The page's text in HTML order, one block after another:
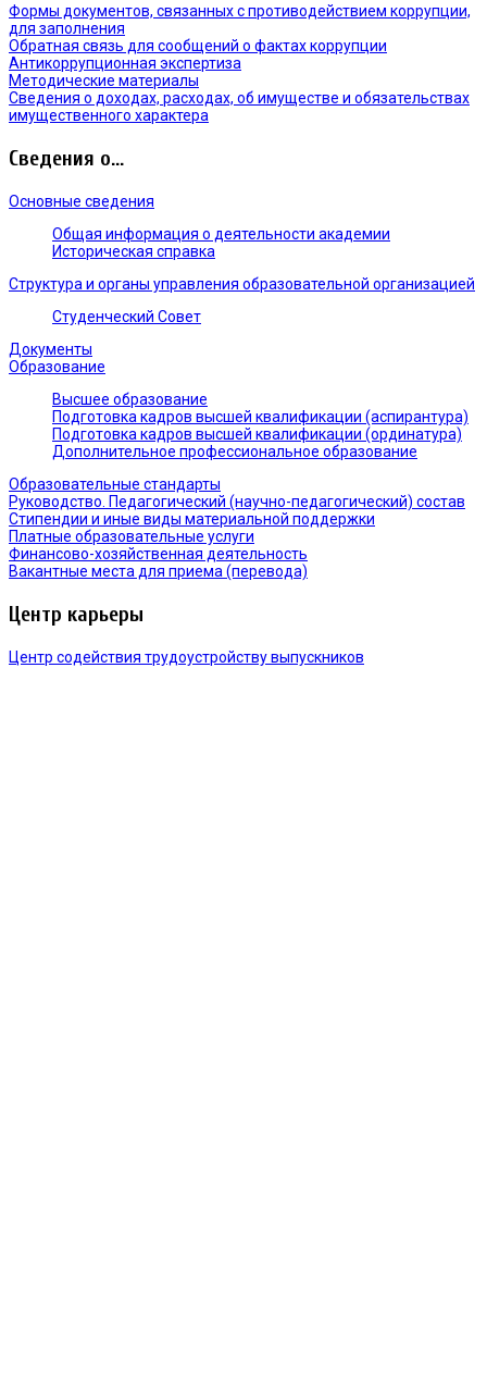
Формы документов, связанных с противодействием коррупции,
для заполнения
Обратная связь для сообщений о фактах коррупции
Антикоррупционная экспертиза
Методические материалы
Сведения о доходах, расходах, об имуществе и обязательствах
имущественного характера
Сведения о...
Основные сведения
Общая информация о деятельности академии
Историческая справка
Структура и органы управления образовательной организацией
Студенческий Совет
Документы
Образование
Высшее образование
Подготовка кадров высшей квалификации (аспирантура)
Подготовка кадров высшей квалификации (ординатура)
Дополнительное профессиональное образование
Образовательные стандарты
Руководство. Педагогический (научно-педагогический) состав
Стипендии и иные виды материальной поддержки
Платные образовательные услуги
Финансово-хозяйственная деятельность
Вакантные места для приема (перевода)
Центр карьеры
Центр содействия трудоустройству выпускников